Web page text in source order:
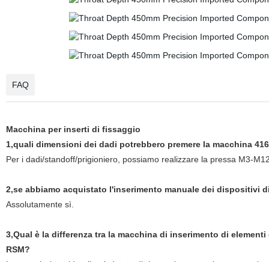
FAQ
Macchina per inserti di fissaggio
1,quali dimensioni dei dadi potrebbero premere la macchina
Per i dadi/standoff/prigioniero, possiamo realizzare la pressa M3-
2,se abbiamo acquistato l'inserimento manuale dei dispositivi
Assolutamente sì.
3,Qual è la differenza tra la macchina di inserimento di
RSM?